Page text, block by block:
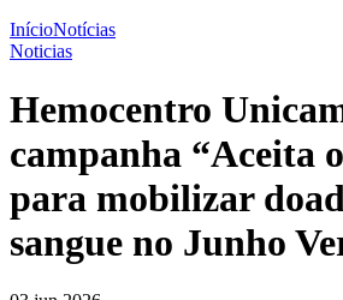
InícioNotícias
Noticias
Hemocentro
campanha “Aceita
para mobilizar
sangue no Junho